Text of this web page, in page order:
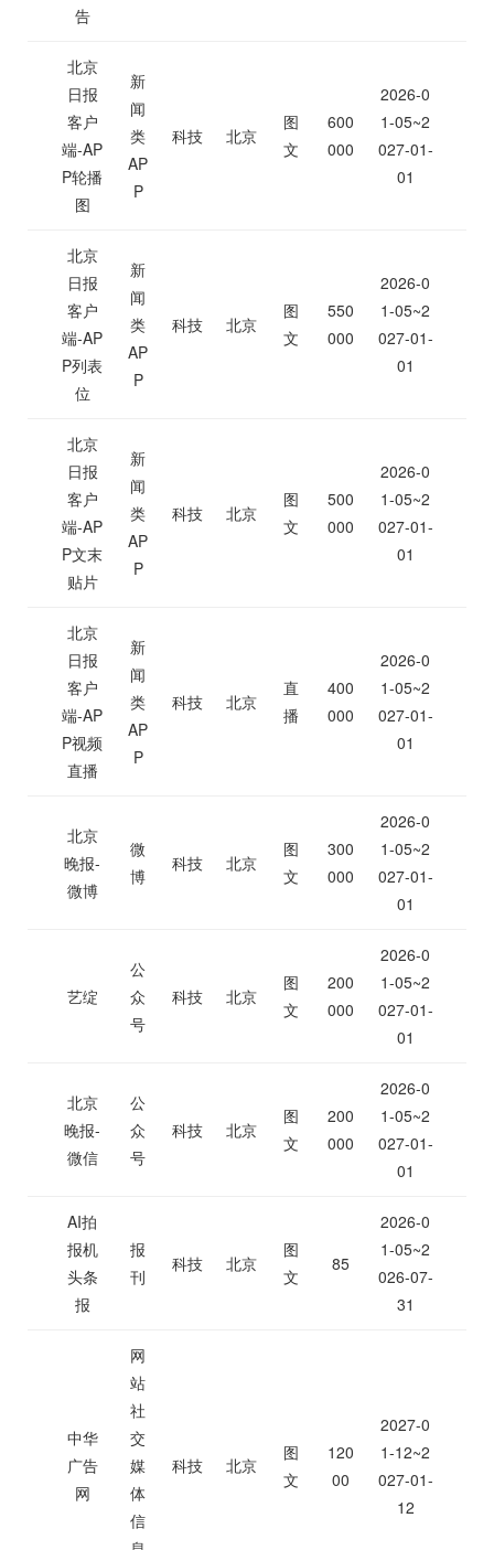
告
北京
日报
客户
端-AP
P轮播
图
新
闻
类
AP
P
科技 北京
图
文
600
000
2026-0
1-05~2
027-01-
01
北京
日报
客户
端-AP
P列表
位
新
闻
类
AP
P
科技 北京
图
文
550
000
2026-0
1-05~2
027-01-
01
北京
日报
客户
端-AP
P文末
贴片
新
闻
类
AP
P
科技 北京
图
文
500
000
2026-0
1-05~2
027-01-
01
北京
日报
客户
端-AP
P视频
直播
新
闻
类
AP
P
科技 北京
直
播
400
000
2026-0
1-05~2
027-01-
01
北京
晚报-
微博
微
博
科技 北京
图
文
300
000
2026-0
1-05~2
027-01-
01
艺绽
公
众
号
科技 北京
图
文
200
000
2026-0
1-05~2
027-01-
01
北京
晚报-
微信
公
众
号
科技 北京
图
文
200
000
2026-0
1-05~2
027-01-
01
AI拍
报机
头条
报
报
刊
科技 北京
图
文
85
2026-0
1-05~2
026-07-
31
中华
广告
网
网
站
社
交
媒
体
信
科技 北京
图
文
120
00
2027-0
1-12~2
027-01-
12